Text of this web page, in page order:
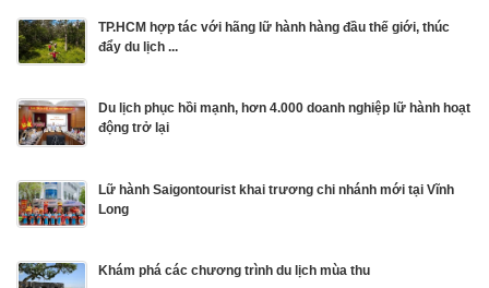
TP.HCM hợp tác với hãng lữ hành hàng đầu thế giới, thúc
đẩy du lịch ...
Du lịch phục hồi mạnh, hơn 4.000 doanh nghiệp lữ hành hoạt
động trở lại
Lữ hành Saigontourist khai trương chi nhánh mới tại Vĩnh
Long
Khám phá các chương trình du lịch mùa thu